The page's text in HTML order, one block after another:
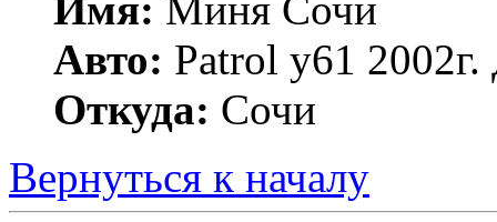
Авто: Patrol y61
Откуда: Сочи
Вернуться к началу